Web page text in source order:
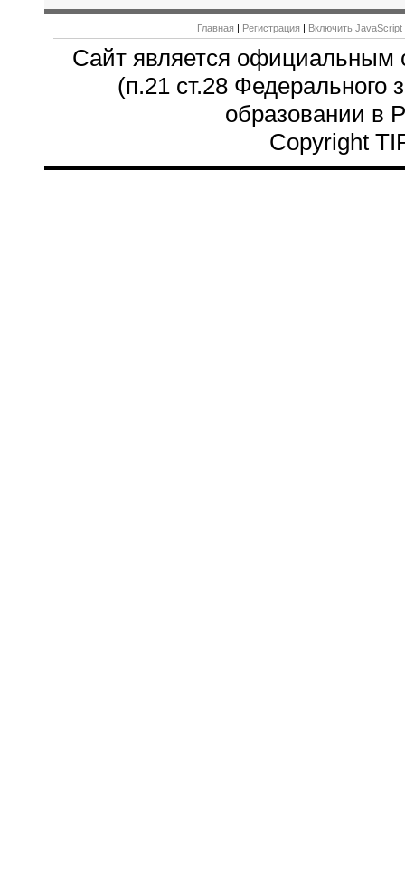
Главная | Регистрация | Включить JavaScript
Сайт является официальным
(п.21 ст.28 Федерального
образовании в
Copyright